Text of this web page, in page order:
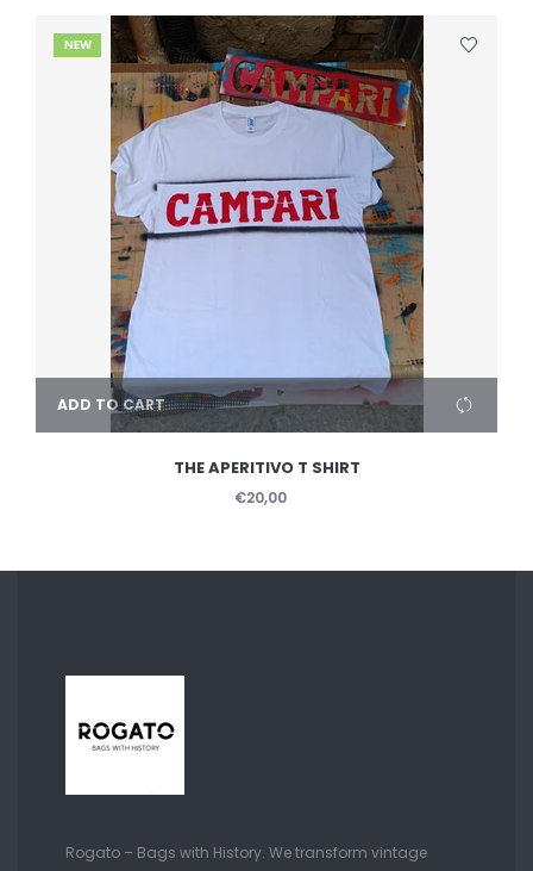
NEW
ADD TO CART
THE APERITIVO T SHIRT
€20,00
Rogato – Bags with History. We transform vintage